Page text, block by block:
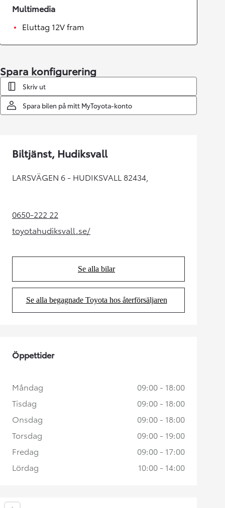
Multimedia
Eluttag 12V fram
Spara konfigurering
Skriv ut
Spara bilen på mitt MyToyota-konto
Biltjänst, Hudiksvall
LARSVÄGEN 6 - HUDIKSVALL 82434,
0650-222 22(Opens in new tab)
toyotahudiksvall.se/
(Opens in new tab)
Se alla bilar
(Opens in new tab)
Se alla begagnade Toyota hos återförsäljaren
(Opens in new tab)
Öppettider
Måndag
09:00 - 18:00
Tisdag
09:00 - 18:00
Onsdag
09:00 - 18:00
Torsdag
09:00 - 19:00
Fredag
09:00 - 17:00
Lördag
10:00 - 14:00